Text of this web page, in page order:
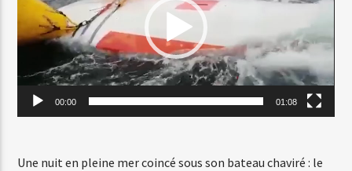
Web-Radio-Le-Mosquitos
Web-Radio-Sicily
00:00 01:08
Une nuit en pleine mer coincé sous son bateau chaviré : le